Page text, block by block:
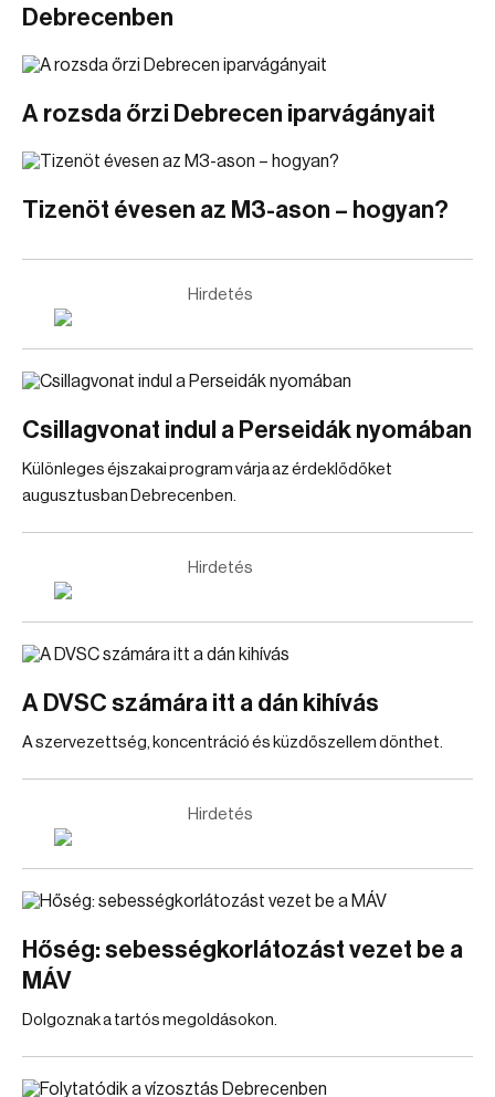
Debrecenben
A rozsda őrzi Debrecen iparvágányait
Tizenöt évesen az M3-ason – hogyan?
Hirdetés
Csillagvonat indul a Perseidák nyomában
Különleges éjszakai program várja az érdeklődőket
augusztusban Debrecenben.
Hirdetés
A DVSC számára itt a dán kihívás
A szervezettség, koncentráció és küzdőszellem dönthet.
Hirdetés
Hőség: sebességkorlátozást vezet be a
MÁV
Dolgoznak a tartós megoldásokon.